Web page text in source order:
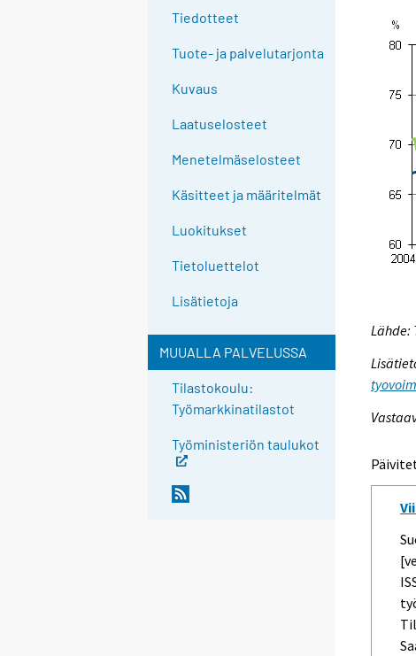
Tiedotteet
Tuote- ja palvelutarjonta
Kuvaus
Laatuselosteet
Menetelmäselosteet
Käsitteet ja määritelmät
Luokitukset
Tietoluettelot
Lisätietoja
MUUALLA PALVELUSSA
Tilastokoulu:
Työmarkkinatilastot
Työministeriön taulukot
Lähde: